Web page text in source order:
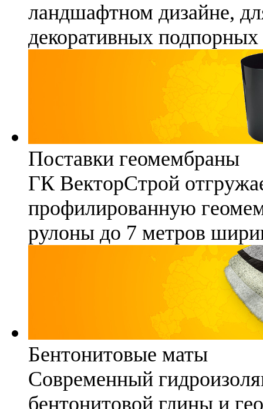
ландшафтном дизайне,
декоративных подпорных
Поставки геомембраны
ГК ВекторСтрой
профилированную
рулоны до 7 метров
Бентонитовые маты
Современный
бентонитовой глины и